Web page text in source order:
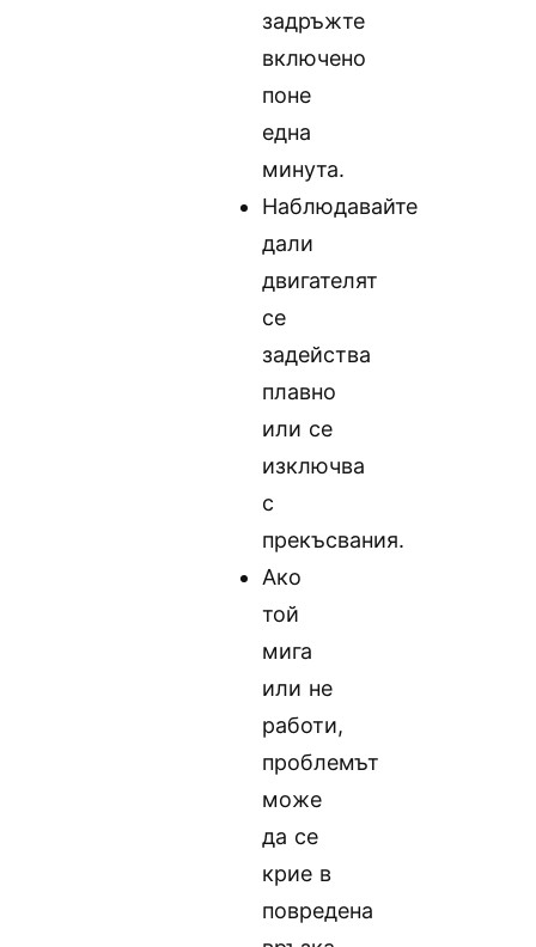
задръжте
включено
поне
една
минута.
Наблюдавайте
дали
двигателят
се
задейства
плавно
или се
изключва
с
прекъсвания.
Ако
той
мига
или не
работи,
проблемът
може
да се
крие в
повредена